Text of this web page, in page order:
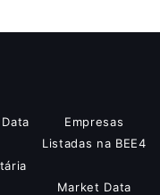
Empresas
Listadas na BEE4
Market Data